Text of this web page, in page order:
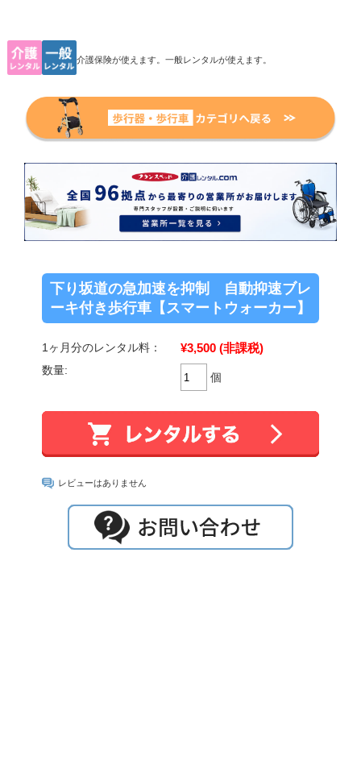
介護保険が使えます。一般レンタルが使えます。
下り坂道の急加速を抑制 自動抑速ブレ
ーキ付き歩行車【スマートウォーカー】
1ヶ月分のレンタル料： ¥3,500 (非課税)
数量:
個
レビューはありません